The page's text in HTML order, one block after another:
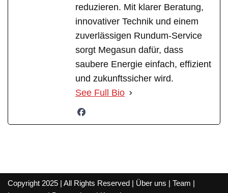
reduzieren. Mit klarer Beratung,
innovativer Technik und einem
zuverlässigen Rundum-Service
sorgt Megasun dafür, dass
saubere Energie einfach, effizient
und zukunftssicher wird.
See Full Bio
Copyright 2025 | All Rights Reserved | Über uns | Team |